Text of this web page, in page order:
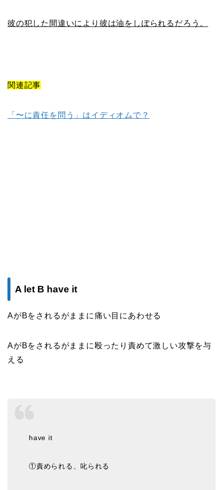
彼の犯した間違いにより彼は油をしぼられるだろう。
関連記事
「〜に責任を問う」はイディオムで？
A let B have it
AがBをされるがままに痛い目にあわせる
AがBをされるがままに殴ったり責めて激しい攻撃を与
える
have it
①責められる、叱られる